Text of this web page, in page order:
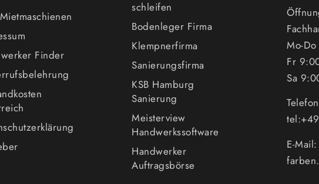
Finder
schleifen
Bodenleger Firma
Klempnerfirma
Sanierungsfirma
KSB Hamburg
Sanierung
Meisterview
Handwerkssoftware
Handwerker
Auftragsbörse
Mo-
Fr
Sa
E-